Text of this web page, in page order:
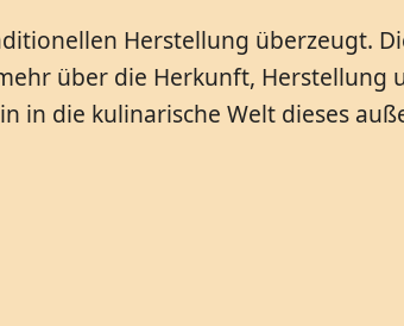
Herstellung überzeugt.
über die Herkunft, Herstellung
in die kulinarische Welt dieses